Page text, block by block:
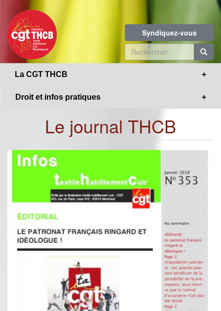
contenu
principal
Syndiquez-vous
Formulaire
de
La CGT THCB
Droit et infos pratiques
Le journal THCB